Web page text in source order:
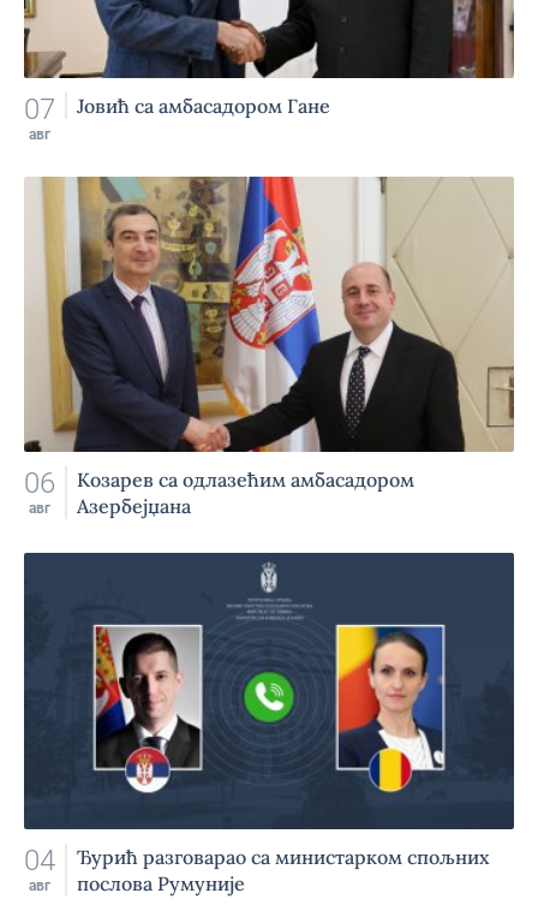
07
авг
Јовић са амбасадором Гане
06
авг
Козарев са одлазећим амбасадором
Азербејџана
04
авг
Ђурић разговарао са министарком спољних
послова Румуније